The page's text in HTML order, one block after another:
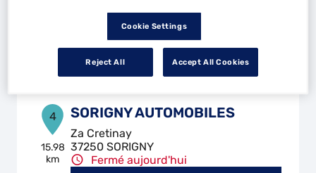
Téléphone
4
15.98
km
SORIGNY AUTOMOBILES
Za Cretinay
37250 SORIGNY
Fermé aujourd'hui
Cookie Settings
Reject All Accept All Cookies